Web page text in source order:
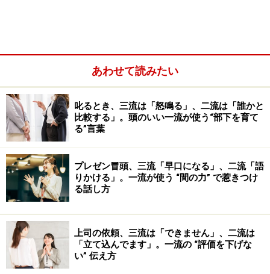
＜目次＞
退職の挨拶メール1：個人宛に届いた場合は「必ず
返信」する
退職の挨拶メール2：出来るだけ早く返信する
退職の挨拶メール3：「退職理由」「転職先」はむ
やみに聞かない
社内の人から退職の挨拶メールが届いた場合の返信
例
取引先の担当者から退職の挨拶メールが届いた場合
あわせて読みたい
叱るとき、三流は「怒鳴る」、二流は「誰かと
比較する」。頭のいい一流が使う“部下を育て
る”言葉
プレゼン冒頭、三流「早口になる」、二流「語
りかける」。一流が使う “間の力” で惹きつけ
る話し方
上司の依頼、三流は「できません」、二流は
「立て込んでます」。一流の “評価を下げな
い” 伝え方